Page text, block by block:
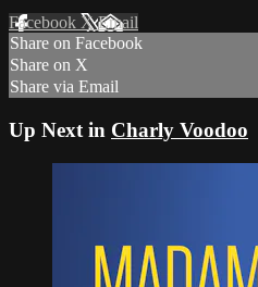
Facebook XEmail
Share on Facebook
Share on X
Share via Email
Up Next in Charly Voodoo